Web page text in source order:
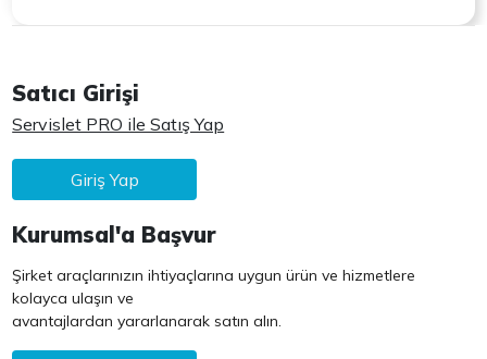
Satıcı Girişi
Servislet PRO ile Satış Yap
Giriş Yap
Kurumsal'a Başvur
Şirket araçlarınızın ihtiyaçlarına uygun ürün ve hizmetlere
kolayca ulaşın ve
avantajlardan yararlanarak satın alın.